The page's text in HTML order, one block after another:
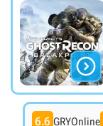

6.6 GRYOnline